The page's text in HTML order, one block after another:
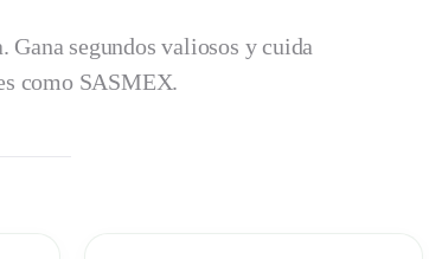
segundos valiosos y cuida
como SASMEX.
⚡ Fila de atención prioritaria de Alertándote®